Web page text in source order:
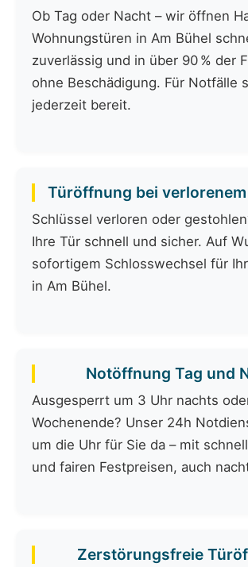
Ob Tag oder Nacht – wir öffnen
Wohnungstüren in Am Bühel
zuverlässig und in über 90 % der
ohne Beschädigung. Für Notfälle
jederzeit bereit.
Türöffnung bei
Schlüssel verloren oder
Ihre Tür schnell und sicher. Auf
sofortigem Schlosswechsel für
in Am Bühel.
Notöffnung Tag und
Ausgesperrt um 3 Uhr nachts
Wochenende? Unser 24h
um die Uhr für Sie da – mit
und fairen Festpreisen, auch
Zerstörungsfreie